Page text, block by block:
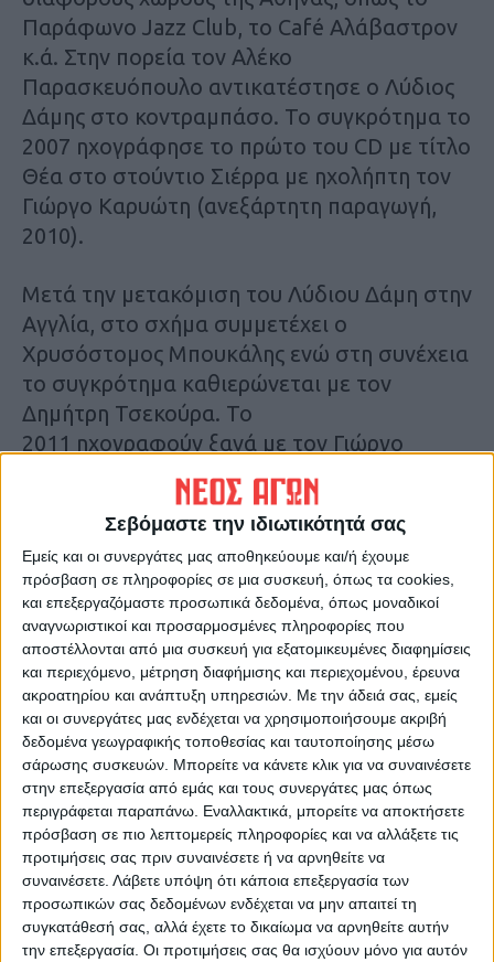
Σεβόμαστε την ιδιωτικότητά σας
Εμείς και οι συνεργάτες μας αποθηκεύουμε και/ή έχουμε
πρόσβαση σε πληροφορίες σε μια συσκευή, όπως τα cookies,
και επεξεργαζόμαστε προσωπικά δεδομένα, όπως μοναδικοί
αναγνωριστικοί και προσαρμοσμένες πληροφορίες που
αποστέλλονται από μια συσκευή για εξατομικευμένες διαφημίσεις
και περιεχόμενο, μέτρηση διαφήμισης και περιεχομένου, έρευνα
ακροατηρίου και ανάπτυξη υπηρεσιών. Με την άδειά σας, εμείς
και οι συνεργάτες μας ενδέχεται να χρησιμοποιήσουμε ακριβή
δεδομένα γεωγραφικής τοποθεσίας και ταυτοποίησης μέσω
σάρωσης συσκευών. Μπορείτε να κάνετε κλικ για να συναινέσετε
στην επεξεργασία από εμάς και τους συνεργάτες μας όπως
περιγράφεται παραπάνω. Εναλλακτικά, μπορείτε να αποκτήσετε
πρόσβαση σε πιο λεπτομερείς πληροφορίες και να αλλάξετε τις
προτιμήσεις σας πριν συναινέσετε ή να αρνηθείτε να
συναινέσετε. Λάβετε υπόψη ότι κάποια επεξεργασία των
προσωπικών σας δεδομένων ενδέχεται να μην απαιτεί τη
συγκατάθεσή σας, αλλά έχετε το δικαίωμα να αρνηθείτε αυτήν
την επεξεργασία. Οι προτιμήσεις σας θα ισχύουν μόνο για αυτόν
Παράφωνο Jazz Club, το Café Αλάβαστρον
κ.ά. Στην πορεία τον Αλέκο
Παρασκευόπουλο αντικατέστησε ο Λύδιος
Δάμης στο κοντραμπάσο. Το συγκρότημα το
2007 ηχογράφησε το πρώτο του CD με τίτλο
Θέα στο στούντιο Σιέρρα με ηχολήπτη τον
Γιώργο Καρυώτη (ανεξάρτητη παραγωγή,
2010).
Μετά την μετακόμιση του Λύδιου Δάμη στην
Αγγλία, στο σχήμα συμμετέχει ο
Χρυσόστομος Μπουκάλης ενώ στη συνέχεια
το συγκρότημα καθιερώνεται με τον
Δημήτρη Τσεκούρα. Το
2011 ηχογραφούν ξανά με τον Γιώργο
Καρυώτη το δεύτερο CD με τίτλο Μετέωρα.
Σε αυτό συμμετέχουν τρεις στενοί φίλοι του
συγκροτήματος, οι: Κώστας Τατσάκης
(τύμπανα), Andrea Romani (φλάουτο) και
Νικόλας Σκορδάς (σοπράνο σαξόφωνο).
Το γκρουπ έχει εμφανιστεί σε πολλές
μουσικές σκηνές τόσο στην Αθήνα, όσο και
στην υπόλοιπη Ελλάδα όπως Παράφωνο
Jazz Club, Dizzy Miles, Café Αλάβαστρον,
Αυλαία, Duente (Λάρισα) κ.ά. και φεστιβάλ
σε Ελλάδα και Κύπρο όπως: Στέγη
Γραμμάτων & Τεχνών – Ίδρυμα Ωνάση (1o
Πανόραμα Ελληνικής Τζαζ), 12ο Ευρωπαϊκό
Φεστιβάλ Τζαζ Δήμου Αθηναίων
(Τεχνόπολις 2012, όπου απέσπασε το
βραβείο κριτών), 1ο Τζαζ Φεστιβάλ